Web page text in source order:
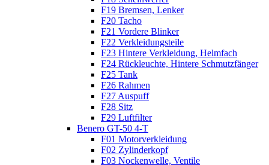
F19 Bremsen, Lenker
F20 Tacho
F21 Vordere Blinker
F22 Verkleidungsteile
F23 Hintere Verkleidung, Helmfach
F24 Rückleuchte, Hintere Schmutzfänger
F25 Tank
F26 Rahmen
F27 Auspuff
F28 Sitz
F29 Luftfilter
Benero GT-50 4-T
F01 Motorverkleidung
F02 Zylinderkopf
F03 Nockenwelle, Ventile